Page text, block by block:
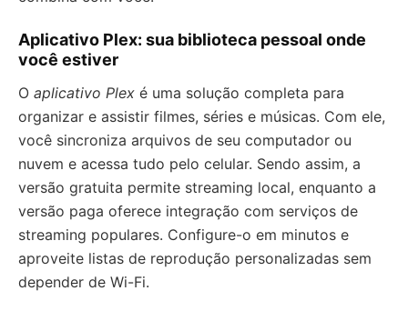
Aplicativo Plex: sua biblioteca pessoal onde
você estiver
O aplicativo Plex é uma solução completa para
organizar e assistir filmes, séries e músicas. Com ele,
você sincroniza arquivos de seu computador ou
nuvem e acessa tudo pelo celular. Sendo assim, a
versão gratuita permite streaming local, enquanto a
versão paga oferece integração com serviços de
streaming populares. Configure-o em minutos e
aproveite listas de reprodução personalizadas sem
depender de Wi-Fi.